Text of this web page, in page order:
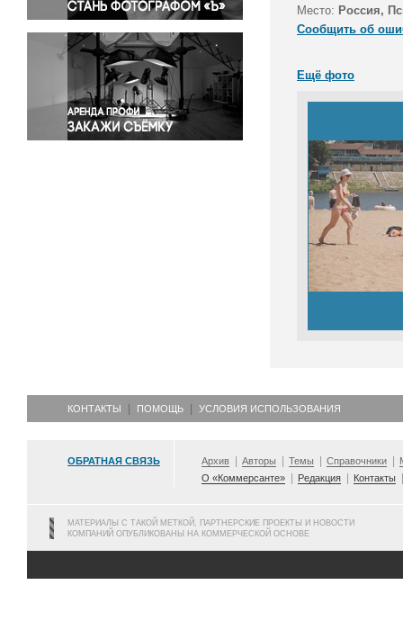
Религия
Светская жизнь
Спорт
Экология
Экономика и бизнес
Место: Россия,
Сообщить об
Ещё фото
КОНТАКТЫ ПОМОЩЬ УСЛОВИЯ ИСПОЛЬЗОВАНИЯ
ОБРАТНАЯ СВЯЗЬ Архив Авторы Темы Справочники
О «Коммерсанте»
Редакция Контакты
МАТЕРИАЛЫ С ТАКОЙ МЕТКОЙ, ПАРТНЕРСКИЕ ПРОЕКТЫ И НОВОСТИ
КОМПАНИЙ ОПУБЛИКОВАНЫ НА КОММЕРЧЕСКОЙ ОСНОВЕ